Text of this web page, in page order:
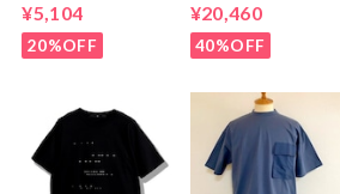
shirts White /
Brown
¥5,104
20%OFF
¥20,460
40%OFF